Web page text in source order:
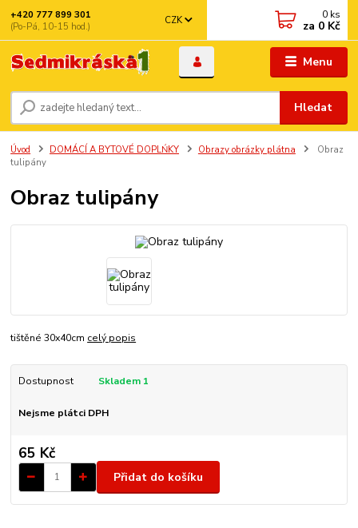
Menu
CZK
Hledat
+420 777 899 301
(Po-Pá, 10-15 hod.)
0 ks
za 0 Kč
Úvod DOMÁCÍ A BYTOVÉ DOPLŃKY Obrazy obrázky plátna
Obraz
tulipány
Obraz tulipány
tištěné 30x40cm celý popis
Dostupnost Skladem 1
Nejsme plátci DPH
65 Kč
Přidat do košíku